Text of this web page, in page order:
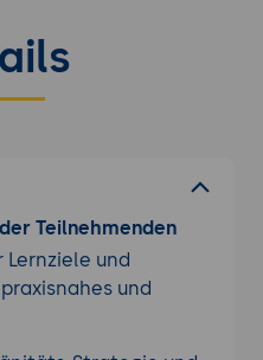
Teilnehmenden
und
und